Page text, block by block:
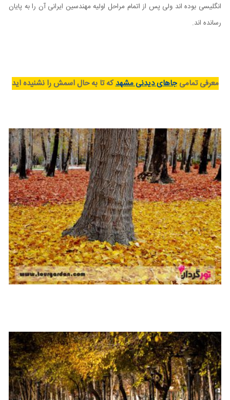
انگلیسی بوده اند ولی پس از اتمام مراحل اولیه مهندسین ایرانی آن را به پایان
رسانده اند.
معرفی تمامیجاهای دیدنی مشهدکه تا به حال اسمش را نشنیده اید